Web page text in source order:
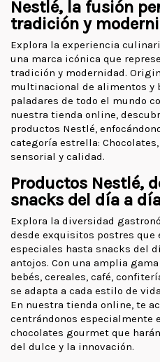
Nestlé, la fusión
tradición y
Explora la experiencia
una marca icónica que
tradición y modernidad.
multinacional de alimentos y
paladares de todo el mundo
nuestra tienda online,
productos Nestlé,
categoría estrella:
sensorial y calidad.
Productos Nestlé,
snacks del día a
Explora la diversidad
desde exquisitos postres que
especiales hasta snacks del
antojos. Con una amplia
bebés, cereales, café,
se adapta a cada estilo de
En nuestra tienda online, te
centrándonos especialmente
chocolates gourmet que
del dulce y la innovación.